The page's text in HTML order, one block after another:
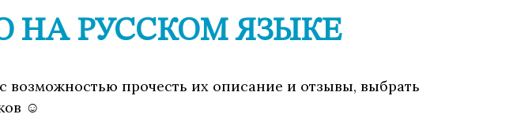
НА РУССКОМ ЯЗЫКЕ
возможностью прочесть их описание и отзывы, выбрать
☺